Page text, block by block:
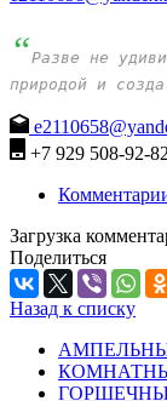
“Разве не
природой и
+7 929 508-92-82
Загрузка
Поделиться
Назад к списку